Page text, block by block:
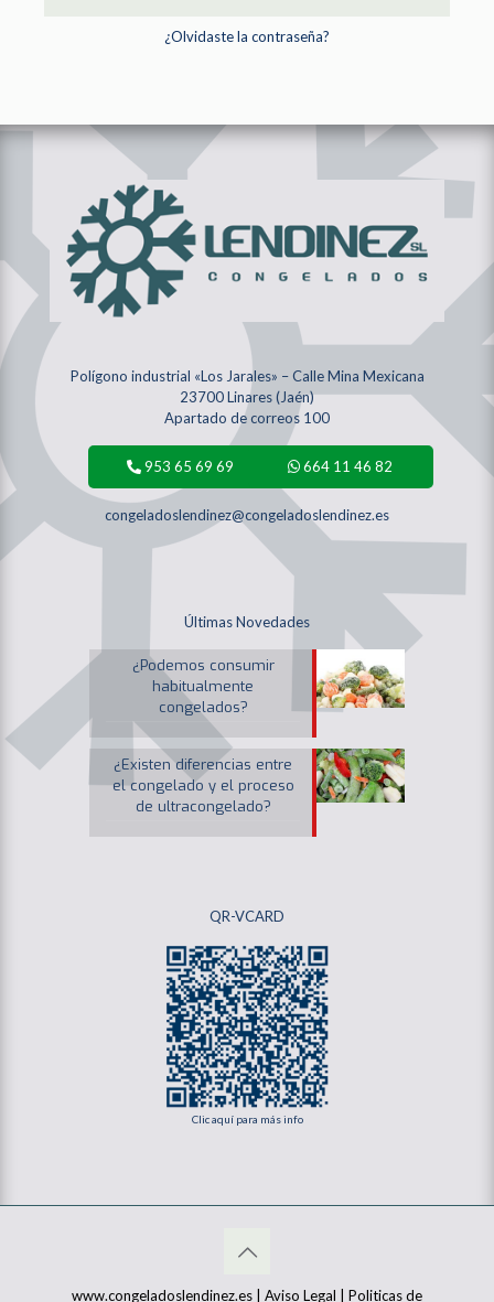
¿Olvidaste la contraseña?
Polígono industrial «Los Jarales» – Calle Mina Mexicana
23700 Linares (Jaén)
Apartado de correos 100
953 65 69 69 664 11 46 82
congeladoslendinez@congeladoslendinez.es
Últimas Novedades
¿Podemos consumir
habitualmente
congelados?
¿Existen diferencias entre
el congelado y el proceso
de ultracongelado?
QR-VCARD
Clic aquí para más info
www.congeladoslendinez.es | Aviso Legal Politicas de